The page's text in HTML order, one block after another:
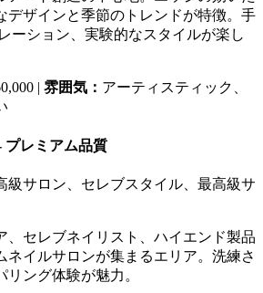
デザインと季節のトレンドが特徴。手
ーション、実験的なスタイルが楽し
| 雰囲気： アーティスティック、
プレミアム品質
級サロン、セレブスタイル、最高級サ
、セレブネイリスト、ハイエンド製品
ネイルサロンが集まるエリア。洗練さ
ング体験が魅力。